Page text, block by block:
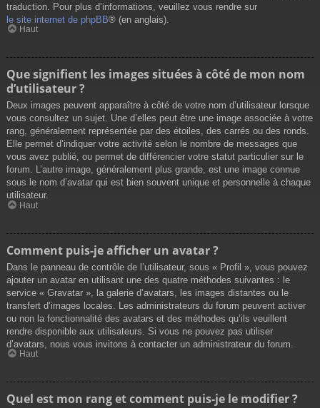
traduction. Pour plus d’informations, veuillez vous rendre sur
le site internet de phpBB® (en anglais).
Haut
Que signifient les images situées à côté de mon nom
d’utilisateur ?
Deux images peuvent apparaître à côté de votre nom d’utilisateur lorsque
vous consultez un sujet. Une d’elles peut être une image associée à votre
rang, généralement représentée par des étoiles, des carrés ou des ronds.
Elle permet d’indiquer votre activité selon le nombre de messages que
vous avez publié, ou permet de différencier votre statut particulier sur le
forum. L’autre image, généralement plus grande, est une image connue
sous le nom d’avatar qui est bien souvent unique et personnelle à chaque
utilisateur.
Haut
Comment puis-je afficher un avatar ?
Dans le panneau de contrôle de l’utilisateur, sous « Profil », vous pouvez
ajouter un avatar en utilisant une des quatre méthodes suivantes : le
service « Gravatar », la galerie d’avatars, les images distantes ou le
transfert d’images locales. Les administrateurs du forum peuvent activer
ou non la fonctionnalité des avatars et des méthodes qu’ils veuillent
rendre disponible aux utilisateurs. Si vous ne pouvez pas utiliser
d’avatars, nous vous invitons à contacter un administrateur du forum.
Haut
Quel est mon rang et comment puis-je le modifier ?